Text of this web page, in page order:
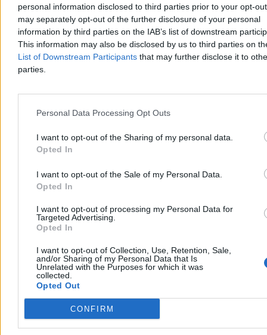
personal information disclosed to third parties prior to your opt-
may separately opt-out of the further disclosure of your personal
information by third parties on the IAB’s list of downstream
This information may also be disclosed by us to third parties on
List of Downstream Participants that may further disclose it to
parties.
Personal Data Processing Opt Outs
I want to opt-out of the Sharing of my personal data.
Opted In
I want to opt-out of the Sale of my Personal Data.
Opted In
I want to opt-out of processing my Personal Data for
Targeted Advertising.
Opted In
I want to opt-out of Collection, Use, Retention, Sale,
and/or Sharing of my Personal Data that Is
Unrelated with the Purposes for which it was
collected.
Opted Out
CONFIRM
– Jak będziesz kupować wiejskie jajka to koniecznie te mniejsze –
pochodzą od młodej kury i są zdrowsze, bo kura silniejsza.
rzucają się na te duże, a te małe są lepsze.
Nie pozostaje mi nic innego niż kupienie 10 sztuk tych po 90 gr.
„Pojedzie pani za mną”